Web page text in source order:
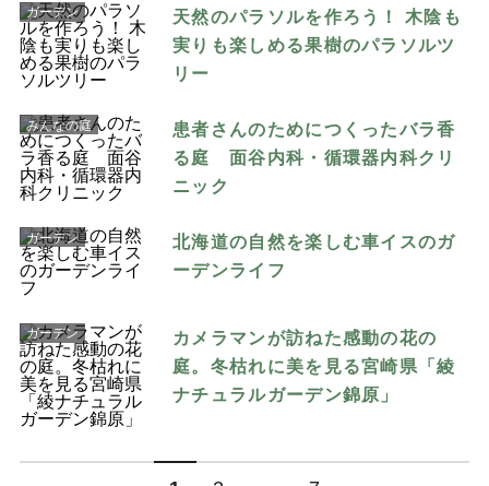
ガーデン
天然のパラソルを作ろう！ 木陰も
実りも楽しめる果樹のパラソルツ
リー
みんなの庭
患者さんのためにつくったバラ香
る庭 面谷内科・循環器内科クリ
ニック
ガーデン
北海道の自然を楽しむ車イスのガ
ーデンライフ
ガーデン
カメラマンが訪ねた感動の花の
庭。冬枯れに美を見る宮崎県「綾
ナチュラルガーデン錦原」